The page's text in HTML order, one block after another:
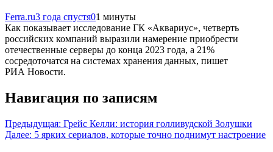
Ferra.ru3 года спустя01 минуты
Как показывает исследование ГК «Аквариус», четверть
российских компаний выразили намерение приобрести
отечественные серверы до конца 2023 года, а 21%
сосредоточатся на системах хранения данных, пишет
РИА Новости.
Навигация по записям
Предыдущая: Грейс Келли: история голливудской Золушки
Далее: 5 ярких сериалов, которые точно поднимут настроение